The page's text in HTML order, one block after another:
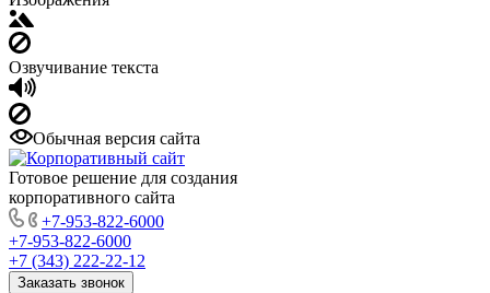
Озвучивание текста
Обычная версия сайта
Готовое решение для создания
корпоративного сайта
+7-953-822-6000
+7-953-822-6000
+7 (343) 222-22-12
Заказать звонок